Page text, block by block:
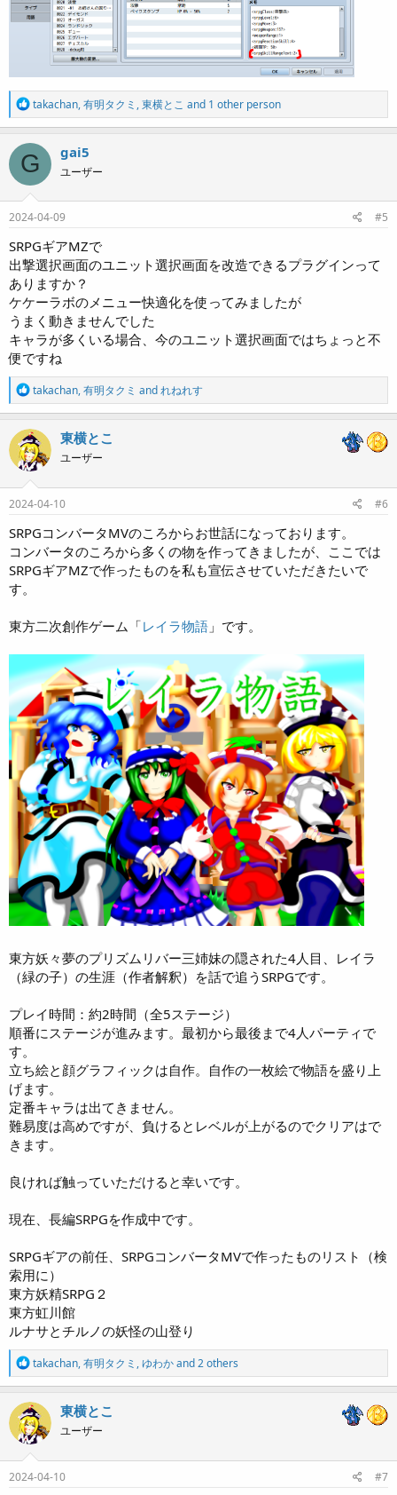
R
e
a
c
t
i
o
n
s
takachan,有明タクミ ,東横とこ and 1 other person
G gai5
ユーザー
2024-04-09 #5
SRPGギアMZで
出撃選択画面のユニット選択画面を改造できるプラグインって
ありますか？
ケケーラボのメニュー快適化を使ってみましたが
うまく動きませんでした
キャラが多くいる場合、今のユニット選択画面ではちょっと不
便ですね
R
e
a
c
t
i
o
n
s
takachan,有明タクミ andれねれす
東横とこ
ユーザー
2024-04-10 #6
SRPGコンバータMVのころからお世話になっております。
コンバータのころから多くの物を作ってきましたが、ここでは
SRPGギアMZで作ったものを私も宣伝させていただきたいで
す。
東方二次創作ゲーム「レイラ物語 」です。
東方妖々夢のプリズムリバー三姉妹の隠された4人目、レイラ
（緑の子）の生涯（作者解釈）を話で追うSRPGです。
プレイ時間：約2時間（全5ステージ）
順番にステージが進みます。最初から最後まで4人パーティで
す。
立ち絵と顔グラフィックは自作。自作の一枚絵で物語を盛り上
げます。
定番キャラは出てきません。
難易度は高めですが、負けるとレベルが上がるのでクリアはで
きます。
良ければ触っていただけると幸いです。
現在、長編SRPGを作成中です。
SRPGギアの前任、SRPGコンバータMVで作ったものリスト（検
索用に）
東方妖精SRPG２
東方虹川館
ルナサとチルノの妖怪の山登り
R
e
a
c
t
i
o
n
s
takachan,有明タクミ ,ゆわかand 2 others
東横とこ
ユーザー
2024-04-10 #7